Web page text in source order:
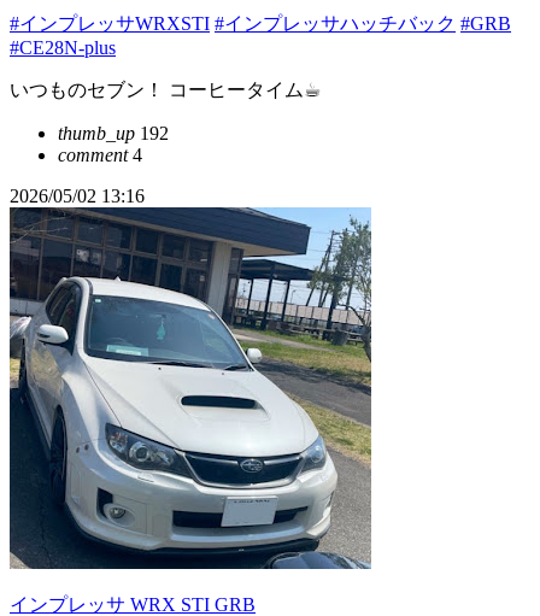
#インプレッサWRXSTI #インプレッサハッチバック #GRB
#CE28N-plus
いつものセブン！ コーヒータイム☕︎
thumb_up 192
comment4
2026/05/02 13:16
インプレッサ WRX STI GRB